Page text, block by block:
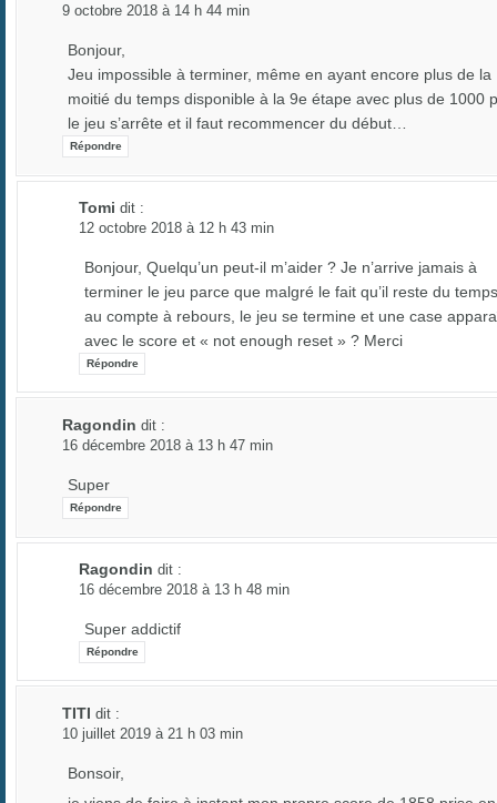
9 octobre 2018 à 14 h 44 min
Bonjour,
Jeu impossible à terminer, même en ayant encore plus de la
moitié du temps disponible à la 9e étape avec plus de 1000
le jeu s’arrête et il faut recommencer du début…
Répondre
Tomi dit :
12 octobre 2018 à 12 h 43 min
Bonjour, Quelqu’un peut-il m’aider ? Je n’arrive jamais à
terminer le jeu parce que malgré le fait qu’il reste du temps
au compte à rebours, le jeu se termine et une case
avec le score et « not enough reset » ? Merci
Répondre
Ragondin dit :
16 décembre 2018 à 13 h 47 min
Super
Répondre
Ragondin dit :
16 décembre 2018 à 13 h 48 min
Super addictif
Répondre
TITI dit :
10 juillet 2019 à 21 h 03 min
Bonsoir,